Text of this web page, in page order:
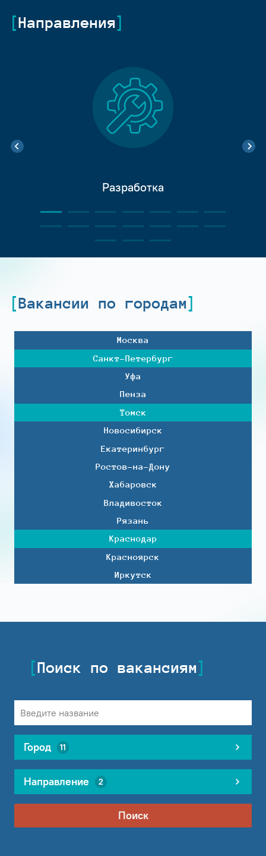
Направления
Разработка
Вакансии по городам
Москва
Санкт-Петербург
Уфа
Пенза
Томск
Новосибирск
Екатеринбург
Ростов-на-Дону
Хабаровск
Владивосток
Рязань
Краснодар
Красноярск
Иркутск
Поиск по вакансиям
Город 11
Направление 2
Поиск